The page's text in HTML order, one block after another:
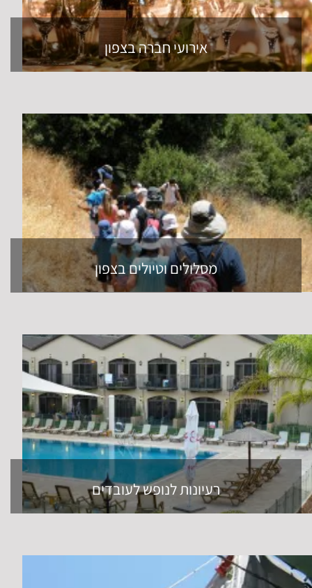
אירועי חברה בצפון
מסלולים וטיולים בצפון
רעיונות לנופש לעובדים